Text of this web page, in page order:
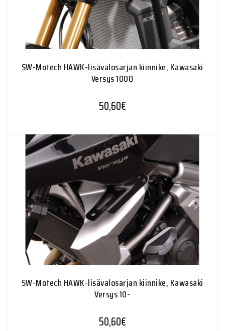
SW-Motech HAWK-lisävalosarjan kiinnike, Kawasaki
Versys 1000
50,60€
SW-Motech HAWK-lisävalosarjan kiinnike, Kawasaki
Versys 10-
50,60€